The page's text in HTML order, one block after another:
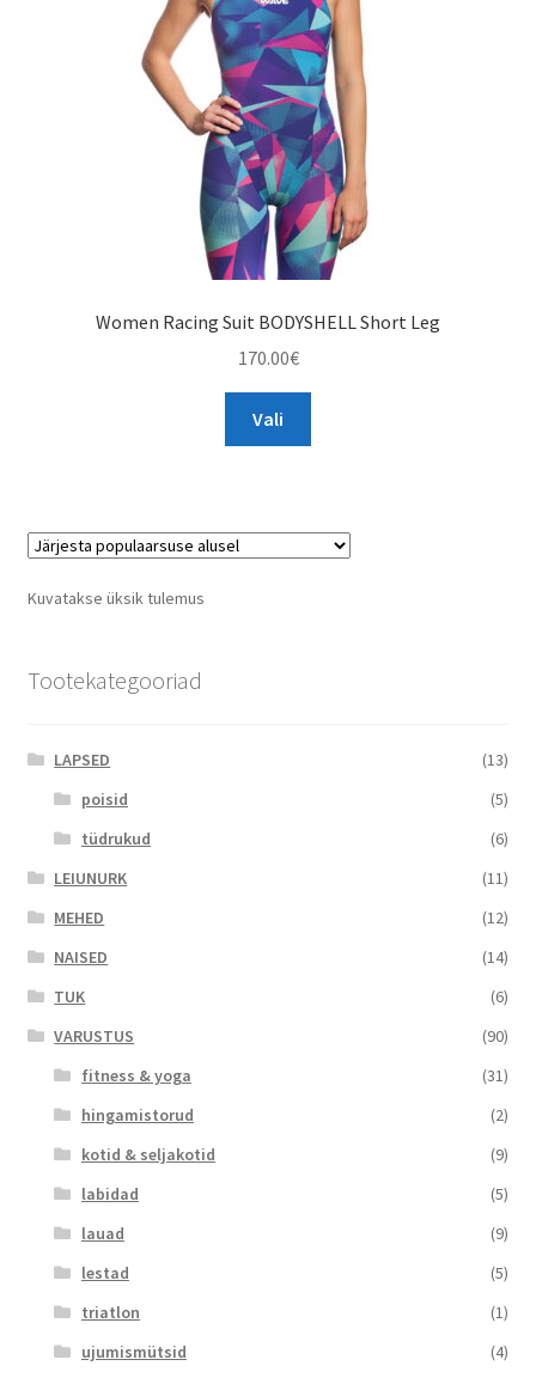
TELLIMUSE ESITAMINE
Women Racing Suit BODYSHELL Short Leg
170.00€
Vali
The
Kuvatakse üksik tulemus
Tootekategooriad
LAPSED
(13)
poisid
(5)
tüdrukud
(6)
LEIUNURK
(11)
MEHED
(12)
NAISED
(14)
TUK
(6)
VARUSTUS
(90)
fitness & yoga
(31)
hingamistorud
(2)
kotid & seljakotid
(9)
labidad
(5)
lauad
(9)
lestad
(5)
triatlon
(1)
ujumismütsid
(4)